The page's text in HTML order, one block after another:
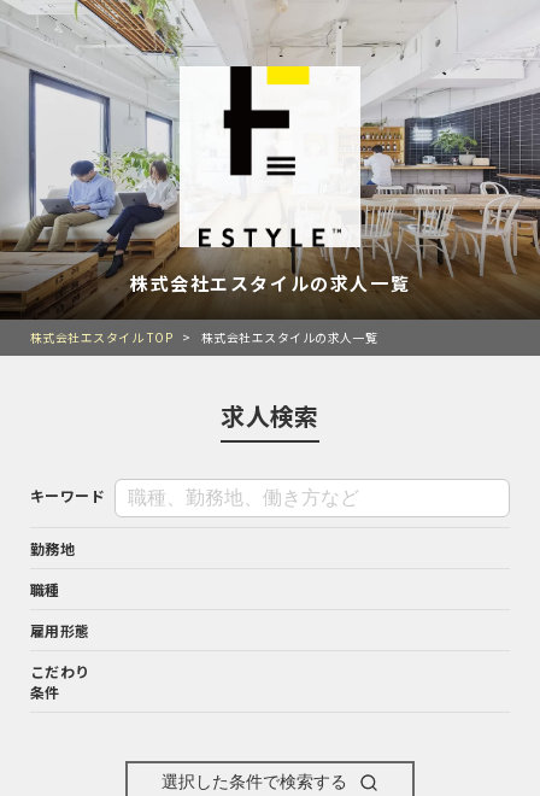
株式会社エスタイルの求人一覧
株式会社エスタイル TOP > 株式会社エスタイルの求人一覧
求人検索
キーワード
勤務地
職種
雇用形態
こだわり
条件
選択した条件で検索する